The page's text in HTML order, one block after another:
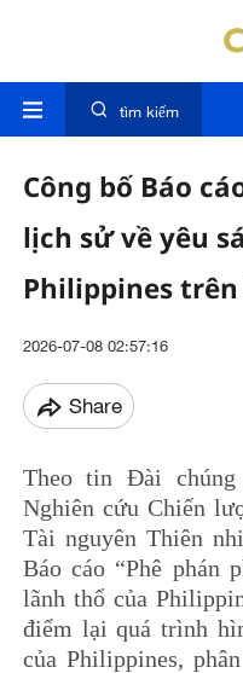
tìm kiếm
Công bố Báo
lịch sử về yêu
Philippines
2026-07-08 02:57:16
Share
Theo tin Đài
Nghiên cứu Chiến
Tài nguyên Thiên
Báo cáo “Phê phán
lãnh thổ của
điểm lại quá trình
của Philippines,